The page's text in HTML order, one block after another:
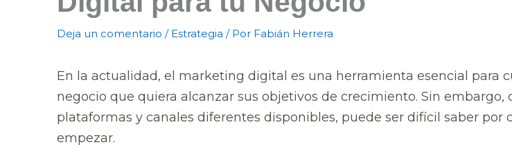
Deja un comentario / Estrategia / Por Fabián Herrera
En la actualidad, el marketing digital es una herramienta esencial para
negocio que quiera alcanzar sus objetivos de crecimiento. Sin embargo,
plataformas y canales diferentes disponibles, puede ser difícil saber por
empezar.